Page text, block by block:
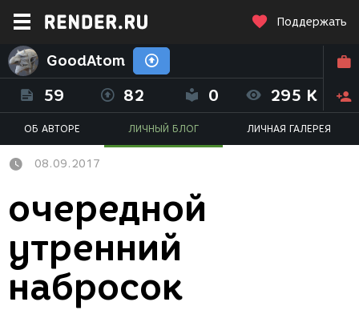
Поддержать
GoodAtom
59 82 0 295 K
ОБ АВТОРЕ ЛИЧНЫЙ БЛОГ ЛИЧНАЯ ГАЛЕРЕЯ
08.09.2017
очередной
утренний
набросок